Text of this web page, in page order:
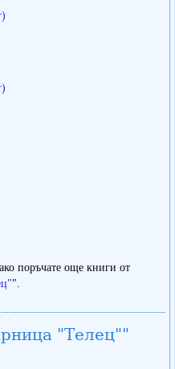
ако поръчате още книги от
".
"Телец""